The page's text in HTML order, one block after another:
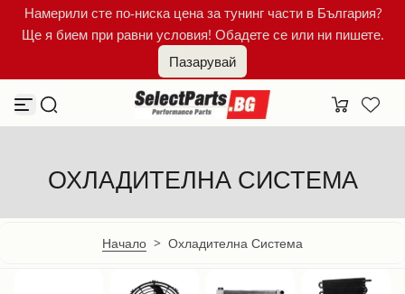
Към съдържанието
Намерили сте по-ниска цена за тунинг части в България?
Ще я бием при равни условия! Обадете се или ни пишете.
Пазарувай
ОХЛАДИТЕЛНА СИСТЕМА
Начало > Охладителна Система